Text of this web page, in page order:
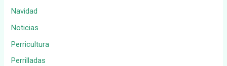
Navidad
Noticias
Perricultura
Perrilladas